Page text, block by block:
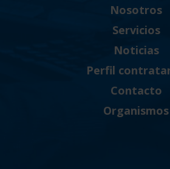
Nosotros
Servicios
Noticias
Perfil
Contacto
Organismos